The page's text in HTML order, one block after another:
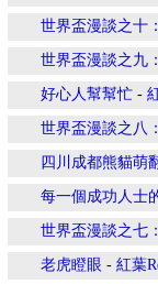
世界盃漫談之十
世界盃漫談之九
好心人幫幫忙 -
世界盃漫談之八
四川成都熊貓萌
每一個成功人士
世界盃漫談之七
老虎瞪眼 - 紅葉